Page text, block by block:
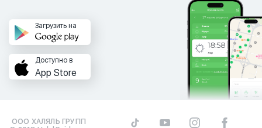
Загрузить на
Доступно в
App Store
ООО ХАЛЯЛЬ ГРУПП